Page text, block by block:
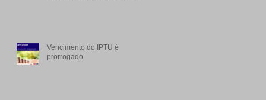
Vencimento do IPTU é
prorrogado